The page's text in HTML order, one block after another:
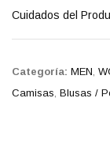
Cuidados del
Categoría: MEN
Camisas Blusas /